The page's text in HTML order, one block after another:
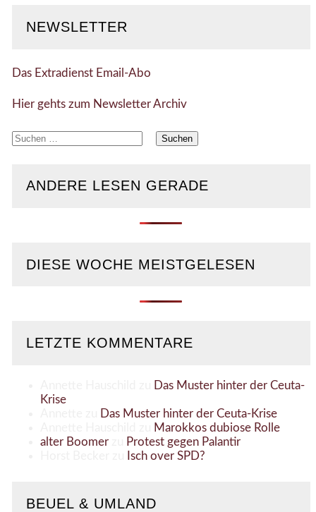
NEWSLETTER
Das Extradienst Email-Abo
Hier gehts zum Newsletter Archiv
Suchen
ANDERE LESEN GERADE
DIESE WOCHE MEISTGELESEN
LETZTE KOMMENTARE
Das Muster hinter der Ceuta-
Krise
Das Muster hinter der Ceuta-Krise
Marokkos dubiose Rolle
alter Boomerzu
Protest gegen Palantir
Isch over SPD?
BEUEL & UMLAND